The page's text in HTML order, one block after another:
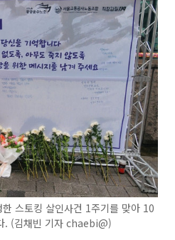
스토킹 살인사건 1주기를 맞아 10
. (김채빈 기자 chaebi@)